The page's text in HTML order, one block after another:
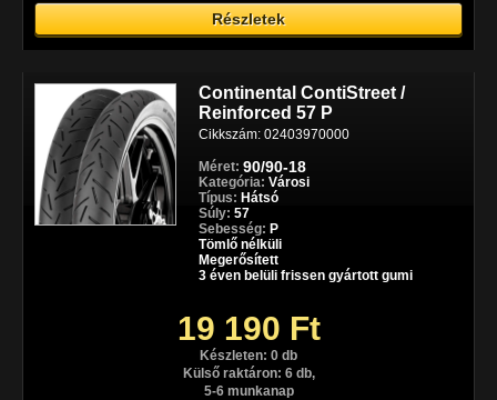
Részletek
Continental ContiStreet /
Reinforced 57 P
Cikkszám: 02403970000
Méret: 90/90-18
Kategória: Városi
Típus: Hátsó
Súly: 57
Sebesség: P
Tömlő nélküli
Megerősített
3 éven belüli frissen gyártott gumi
19 190 Ft
Készleten: 0 db
Külső raktáron: 6 db,
5-6 munkanap